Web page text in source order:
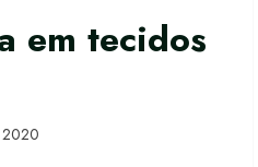
em tecidos
2020